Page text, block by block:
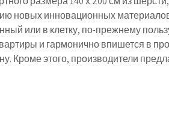
новых инновационных
или в клетку, по-прежнему
и гармонично впишется в
Кроме этого, производители